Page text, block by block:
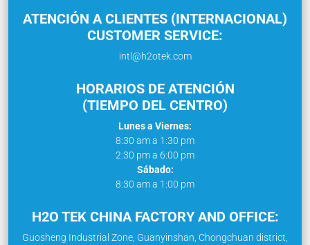
ATENCIÓN A CLIENTES (INTERNACIONAL)
CUSTOMER SERVICE:
intl@h2otek.com
HORARIOS DE ATENCIÓN
(TIEMPO DEL CENTRO)
Lunes a Viernes:
8:30 am a 1:30 pm
2:30 pm a 6:00 pm
Sábado:
8:30 am a 1:00 pm
H2O TEK CHINA FACTORY AND OFFICE:
Guosheng Industrial Zone, Guanyinshan, Chongchuan district,